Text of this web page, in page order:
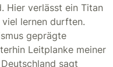
Hier verlässt ein Titan
lernen durften.
geprägte
Leitplanke meiner
sagt